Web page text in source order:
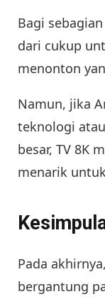
Bagi
dari cukup
menonton
Namun, jika
teknologi
besar, TV 8K
menarik
Pada
bergantung